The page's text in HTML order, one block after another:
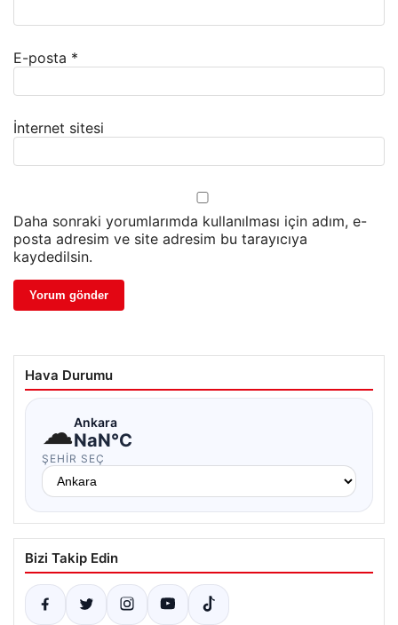
E-posta *
İnternet sitesi
Daha sonraki yorumlarımda kullanılması için adım, e-
posta adresim ve site adresim bu tarayıcıya
kaydedilsin.
Hava Durumu
☁Ankara
NaN°C
ŞEHIR SEÇ
Bizi Takip Edin